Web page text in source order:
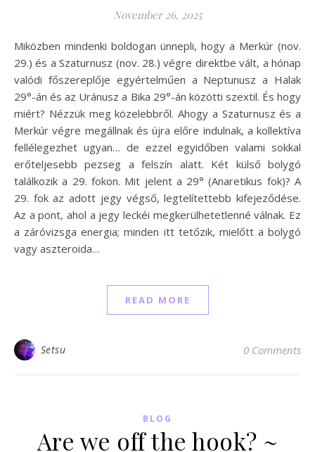
November 26, 2025
Miközben mindenki boldogan ünnepli, hogy a Merkúr (nov.
29.) és a Szaturnusz (nov. 28.) végre direktbe vált, a hónap
valódi főszereplője egyértelműen a Neptunusz a Halak
29°-án és az Uránusz a Bika 29°-án közötti szextil. És hogy
miért? Nézzük meg közelebbről. Ahogy a Szaturnusz és a
Merkúr végre megállnak és újra előre indulnak, a kollektíva
fellélegezhet ugyan… de ezzel egyidőben valami sokkal
erőteljesebb pezseg a felszín alatt. Két külső bolygó
találkozik a 29. fokon. Mit jelent a 29° (Anaretikus fok)? A
29. fok az adott jegy végső, legtelítettebb kifejeződése.
Az a pont, ahol a jegy leckéi megkerülhetetlenné válnak. Ez
a záróvizsga energia; minden itt tetőzik, mielőtt a bolygó
vagy aszteroida…
READ MORE
Setsu 0 Comments
BLOG
Are we off the hook? ~